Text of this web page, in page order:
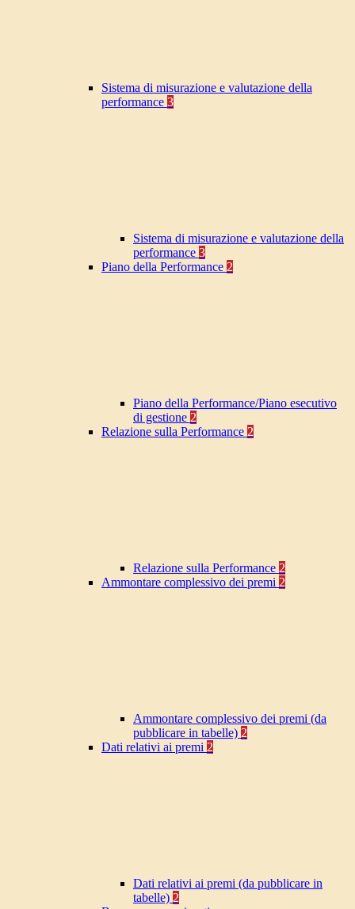
Sistema di misurazione e valutazione della
performance 3
Sistema di misurazione e valutazione della
performance 3
Piano della Performance 2
Piano della Performance/Piano esecutivo
di gestione 2
Relazione sulla Performance 2
Relazione sulla Performance 2
Ammontare complessivo dei premi 2
Ammontare complessivo dei premi (da
pubblicare in tabelle) 2
Dati relativi ai premi 2
Dati relativi ai premi (da pubblicare in
tabelle) 2